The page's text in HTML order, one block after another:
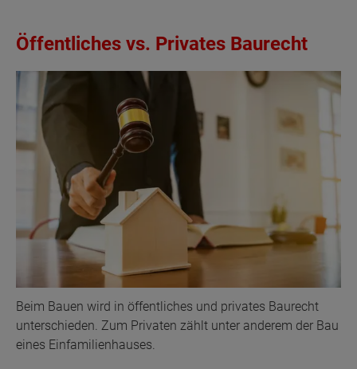
Öffentliches vs. Privates Baurecht
Beim Bauen wird in öffentliches und privates Baurecht
unterschieden. Zum Privaten zählt unter anderem der Bau
eines Einfamilienhauses.